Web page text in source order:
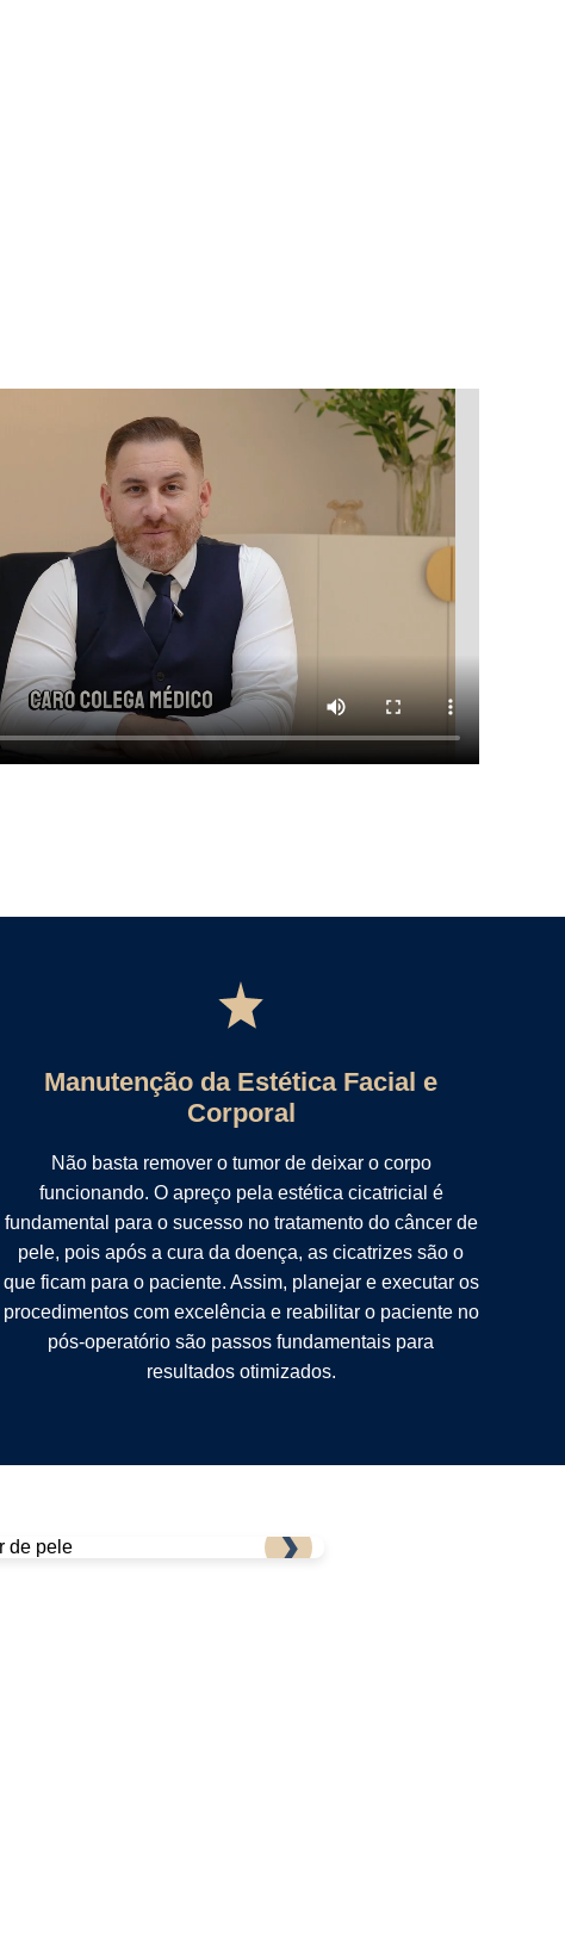
Manutenção da Estética Facial e
Corporal
Não basta remover o tumor de deixar o corpo
funcionando. O apreço pela estética cicatricial é
fundamental para o sucesso no tratamento do câncer de
pele, pois após a cura da doença, as cicatrizes são o
que ficam para o paciente. Assim, planejar e executar os
procedimentos com excelência e reabilitar o paciente no
pós-operatório são passos fundamentais para
resultados otimizados.
❯